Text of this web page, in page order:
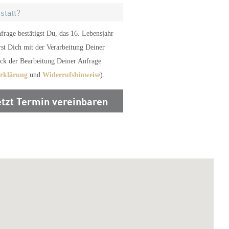
bestätigst Du, das 16. Lebensjahr
Dich mit der Verarbeitung Deiner
der Bearbeitung Deiner Anfrage
und Widerrufshinweise).
Termin vereinbaren